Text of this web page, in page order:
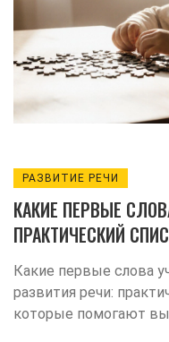
РАЗВИТИЕ РЕЧИ
КАКИЕ ПЕРВЫЕ
ПРАКТИЧЕСКИЙ
Какие первые слова
развития речи:
которые помогают